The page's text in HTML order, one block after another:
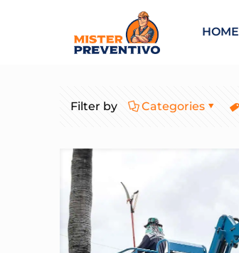
HOME
Filter by Categories